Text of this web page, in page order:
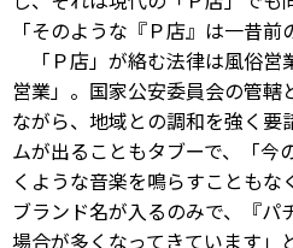
「そのような『Ｐ店』は一昔前
「Ｐ店」が絡む法律は風俗営
営業」。国家公安委員会の管轄
ながら、地域との調和を強く要
ムが出ることもタブーで、「今
くような音楽を鳴らすこともな
ブランド名が入るのみで、『パ
場合が多くなってきています」